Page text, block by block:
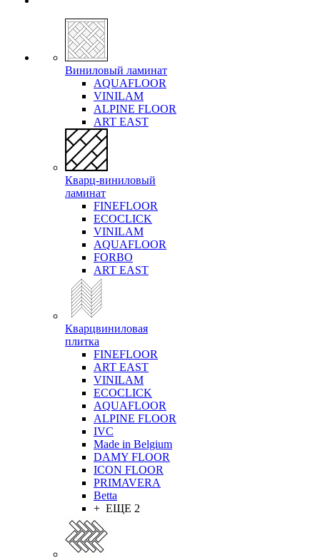
Виниловый ламинат
AQUAFLOOR
VINILAM
ALPINE FLOOR
ART EAST
Кварц-виниловый
ламинат
FINEFLOOR
ECOCLICK
VINILAM
AQUAFLOOR
FORBO
ART EAST
Кварцвиниловая
плитка
FINEFLOOR
ART EAST
VINILAM
ECOCLICK
AQUAFLOOR
ALPINE FLOOR
IVC
Made in Belgium
DAMY FLOOR
ICON FLOOR
PRIMAVERA
Betta
+ ЕЩЕ 2